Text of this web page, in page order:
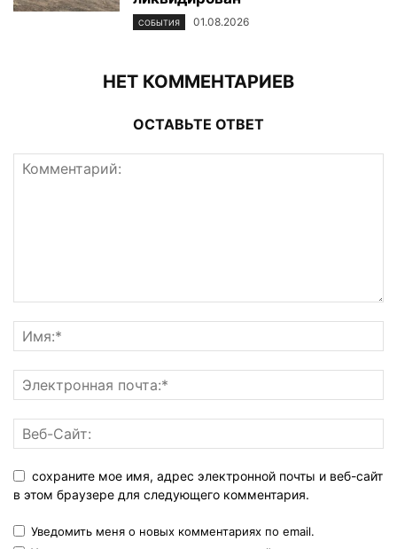
СОБЫТИЯ 01.08.2026
НЕТ КОММЕНТАРИЕВ
ОСТАВЬТЕ ОТВЕТ
сохраните мое имя, адрес электронной почты и веб-сайт
в этом браузере для следующего комментария.
Уведомить меня о новых комментариях по email.